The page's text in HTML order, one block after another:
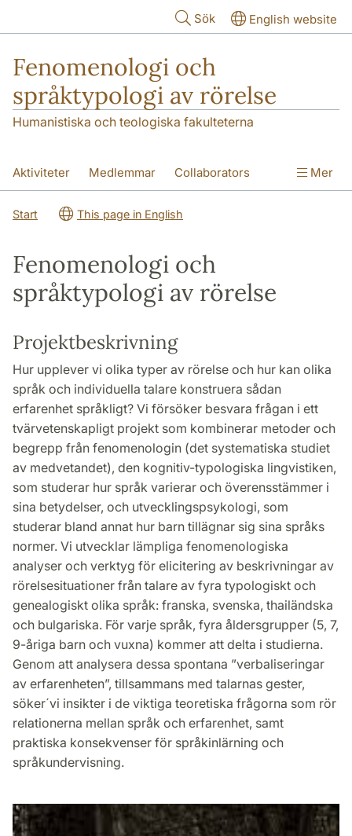
Sök English website
Fenomenologi och
språktypologi av rörelse
Humanistiska och teologiska fakulteterna
Aktiviteter Medlemmar Collaborators
Publikationer och presentationer
Mer
Start This page in English
Fenomenologi och
språktypologi av rörelse
Projektbeskrivning
Hur upplever vi olika typer av rörelse och hur kan olika
språk och individuella talare konstruera sådan
erfarenhet språkligt? Vi försöker besvara frågan i ett
tvärvetenskapligt projekt som kombinerar metoder och
begrepp från fenomenologin (det systematiska studiet
av medvetandet), den kognitiv-typologiska lingvistiken,
som studerar hur språk varierar och överensstämmer i
sina betydelser, och utvecklingspsykologi, som
studerar bland annat hur barn tillägnar sig sina språks
normer. Vi utvecklar lämpliga fenomenologiska
analyser och verktyg för elicitering av beskrivningar av
rörelsesituationer från talare av fyra typologiskt och
genealogiskt olika språk: franska, svenska, thailändska
och bulgariska. För varje språk, fyra åldersgrupper (5, 7,
9-åriga barn och vuxna) kommer att delta i studierna.
Genom att analysera dessa spontana ”verbaliseringar
av erfarenheten”, tillsammans med talarnas gester,
söker´vi insikter i de viktiga teoretiska frågorna som rör
relationerna mellan språk och erfarenhet, samt
praktiska konsekvenser för språkinlärning och
språkundervisning.